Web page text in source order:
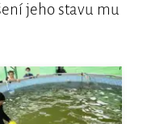
jeho stavu mu